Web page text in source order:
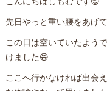
先日やっと重い腰をあげ
この日は空いていたよう
けました😄
ここへ行かなければ出会